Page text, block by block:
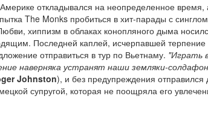
откладывался на неопределенное время,
The Monks пробиться в хит-парады с синглом
хиппизм в облаках конопляного дыма
Последней каплей, исчерпавшей терпение
отправиться в тур по Вьетнаму. "Играть
наверняка устранят наши земляки-
Johnston), и без предупреждения
супругой, которая не поощряла его